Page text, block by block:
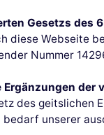
Gesetzs des
diese Webseite
Nummer
des geitslichen
unserer